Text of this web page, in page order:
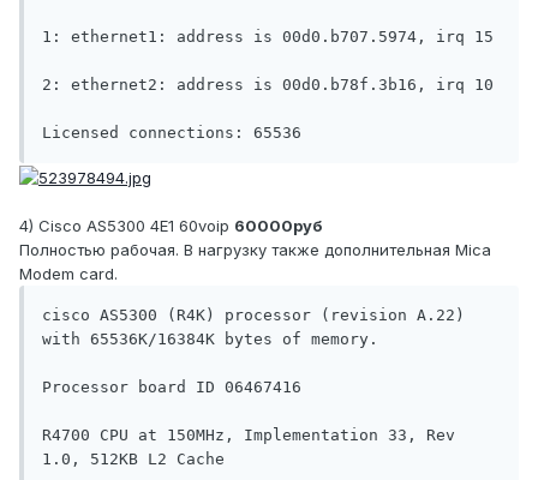
1: ethernet1: address is 00d0.b707.5974, irq 15
2: ethernet2: address is 00d0.b78f.3b16, irq 10
Licensed connections: 65536
4) Cisco AS5300 4E1 60voip 60000руб
Полностью рабочая. В нагрузку также дополнительная Mica
Modem card.
cisco AS5300 (R4K) processor (revision A.22)
with 65536K/16384K bytes of memory.
Processor board ID 06467416
R4700 CPU at 150MHz, Implementation 33, Rev
1.0, 512KB L2 Cache